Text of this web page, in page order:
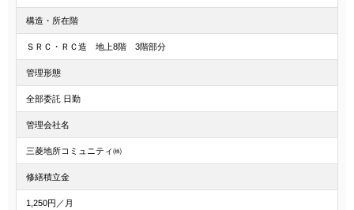
構造・所在階
ＳＲＣ・ＲＣ造 地上8階 3階部分
管理形態
全部委託 日勤
管理会社名
三菱地所コミュニティ㈱
修繕積立金
1,250円／月